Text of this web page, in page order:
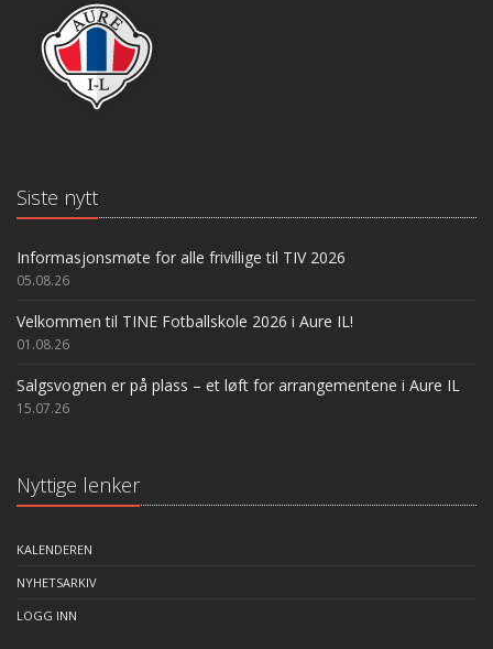
Siste nytt
Informasjonsmøte for alle frivillige til TIV 2026
05.08.26
Velkommen til TINE Fotballskole 2026 i Aure IL!
01.08.26
Salgsvognen er på plass – et løft for arrangementene i Aure IL
15.07.26
Nyttige lenker
KALENDEREN
NYHETSARKIV
LOGG INN